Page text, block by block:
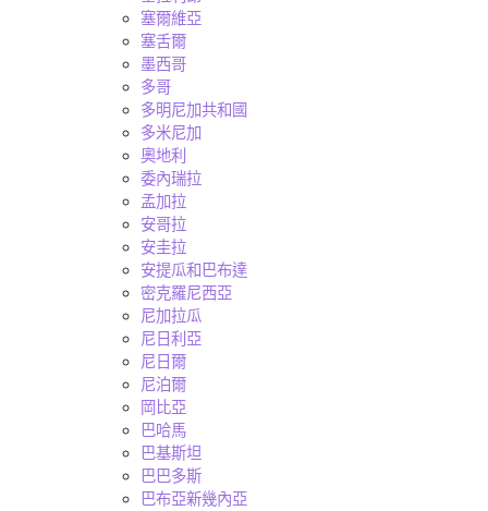
塞爾維亞
塞舌爾
墨西哥
多哥
多明尼加共和國
多米尼加
奧地利
委內瑞拉
孟加拉
安哥拉
安圭拉
安提瓜和巴布達
密克羅尼西亞
尼加拉瓜
尼日利亞
尼日爾
尼泊爾
岡比亞
巴哈馬
巴基斯坦
巴巴多斯
巴布亞新幾內亞